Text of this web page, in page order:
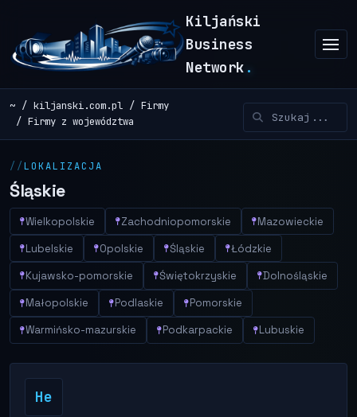
Kiljański
Business
Network .
~ kiljanski.com.pl
Firmy
Firmy z województwa
LOKALIZACJA
Śląskie
Wielkopolskie Zachodniopomorskie Mazowieckie
Lubelskie Opolskie Śląskie Łódzkie
Kujawsko-pomorskie Świętokrzyskie Dolnośląskie
Małopolskie Podlaskie Pomorskie
Warmińsko-mazurskie Podkarpackie Lubuskie
He